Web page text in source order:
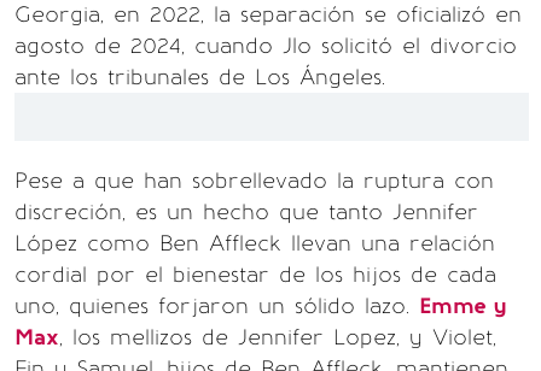
Georgia, en 2022, la separación se oficializó en
agosto de 2024, cuando Jlo solicitó el divorcio
ante los tribunales de Los Ángeles.
Pese a que han sobrellevado la ruptura con
discreción, es un hecho que tanto Jennifer
López como Ben Affleck llevan una relación
cordial por el bienestar de los hijos de cada
uno, quienes forjaron un sólido lazo. Emme y
Max, los mellizos de Jennifer Lopez, y Violet,